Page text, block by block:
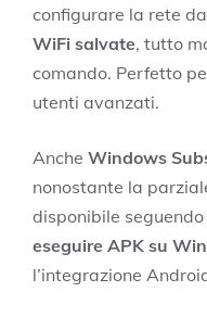
configurare la rete
WiFi salvate, tutto
comando. Perfetto
utenti avanzati.
Anche Windows
nonostante la
disponibile
eseguire APK su
l’integrazione